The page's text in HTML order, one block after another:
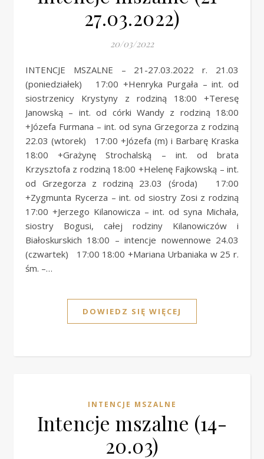
27.03.2022)
20/03/2022
INTENCJE MSZALNE – 21-27.03.2022 r. 21.03
(poniedziałek) 17:00 +Henryka Purgała – int. od
siostrzenicy Krystyny z rodziną 18:00 +Teresę
Janowską – int. od córki Wandy z rodziną 18:00
+Józefa Furmana – int. od syna Grzegorza z rodziną
22.03 (wtorek) 17:00 +Józefa (m) i Barbarę Kraska
18:00 +Grażynę Strochalską – int. od brata
Krzysztofa z rodziną 18:00 +Helenę Fajkowską – int.
od Grzegorza z rodziną 23.03 (środa) 17:00
+Zygmunta Rycerza – int. od siostry Zosi z rodziną
17:00 +Jerzego Kilanowicza – int. od syna Michała,
siostry Bogusi, całej rodziny Kilanowiczów i
Białoskurskich 18:00 – intencje nowennowe 24.03
(czwartek) 17:00 18:00 +Mariana Urbaniaka w 25 r.
śm. –…
DOWIEDZ SIĘ WIĘCEJ
INTENCJE MSZALNE
Intencje mszalne (14-
20.03)